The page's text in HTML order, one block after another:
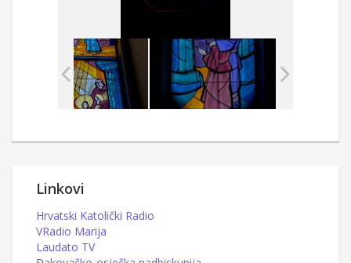
Linkovi
Hrvatski Katolički Radio
VRadio Marija
Laudato TV